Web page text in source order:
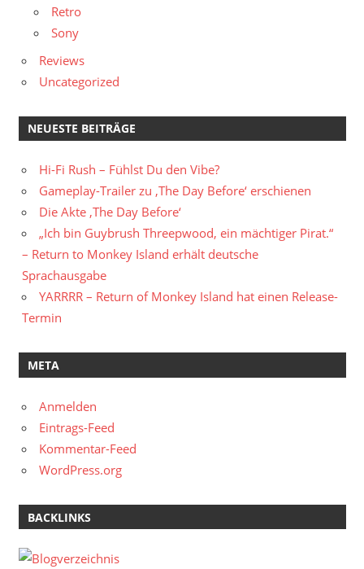
Retro
Sony
Reviews
Uncategorized
NEUESTE BEITRÄGE
Hi-Fi Rush – Fühlst Du den Vibe?
Gameplay-Trailer zu ‚The Day Before‘ erschienen
Die Akte ‚The Day Before‘
„Ich bin Guybrush Threepwood, ein mächtiger Pirat.“
– Return to Monkey Island erhält deutsche
Sprachausgabe
YARRRR – Return of Monkey Island hat einen Release-
Termin
META
Anmelden
Eintrags-Feed
Kommentar-Feed
WordPress.org
BACKLINKS